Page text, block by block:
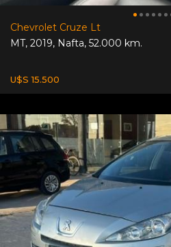
Chevrolet Cruze Lt
MT, 2019, Nafta, 52.000 km.
U$S 15.500